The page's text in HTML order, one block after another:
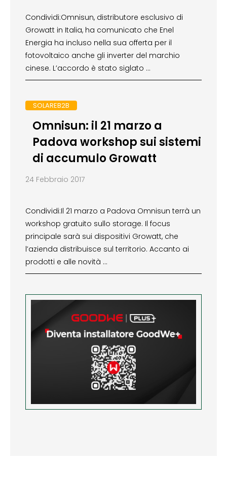
Condividi:Omnisun, distributore esclusivo di
Growatt in Italia, ha comunicato che Enel
Energia ha incluso nella sua offerta per il
fotovoltaico anche gli inverter del marchio
cinese. L’accordo è stato siglato …
SOLAREB2B
Omnisun: il 21 marzo a
Padova workshop sui sistemi
di accumulo Growatt
24 Febbraio 2017
Condividi:Il 21 marzo a Padova Omnisun terrà un
workshop gratuito sullo storage. Il focus
principale sarà sui dispositivi Growatt, che
l’azienda distribuisce sul territorio. Accanto ai
prodotti e alle novità …